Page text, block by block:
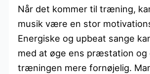
Når det kommer til træning,
musik være en stor
Energiske og upbeat sange
med at øge ens præstation og
træningen mere fornøjelig.